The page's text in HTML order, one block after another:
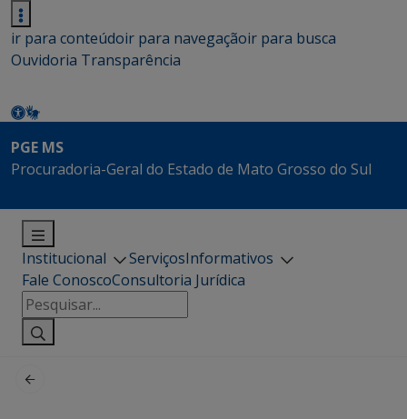
ir para conteúdoir para navegaçãoir para busca
Ouvidoria Transparência
PGE MS
Procuradoria-Geral do Estado de Mato Grosso do Sul
Institucional ServiçosInformativos
Fale ConoscoConsultoria Jurídica
Pesquisar
por: